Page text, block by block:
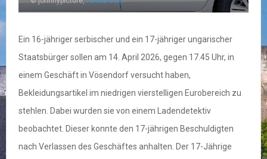
Ein 16-jähriger serbischer und ein 17-jähriger ungarischer
Staatsbürger sollen am 14. April 2026, gegen 17.45 Uhr, in
einem Geschäft in Vösendorf versucht haben,
Bekleidungsartikel im niedrigen vierstelligen Eurobereich zu
stehlen. Dabei wurden sie von einem Ladendetektiv
beobachtet. Dieser konnte den 17-jährigen Beschuldigten
nach Verlassen des Geschäftes anhalten. Der 17-Jährige